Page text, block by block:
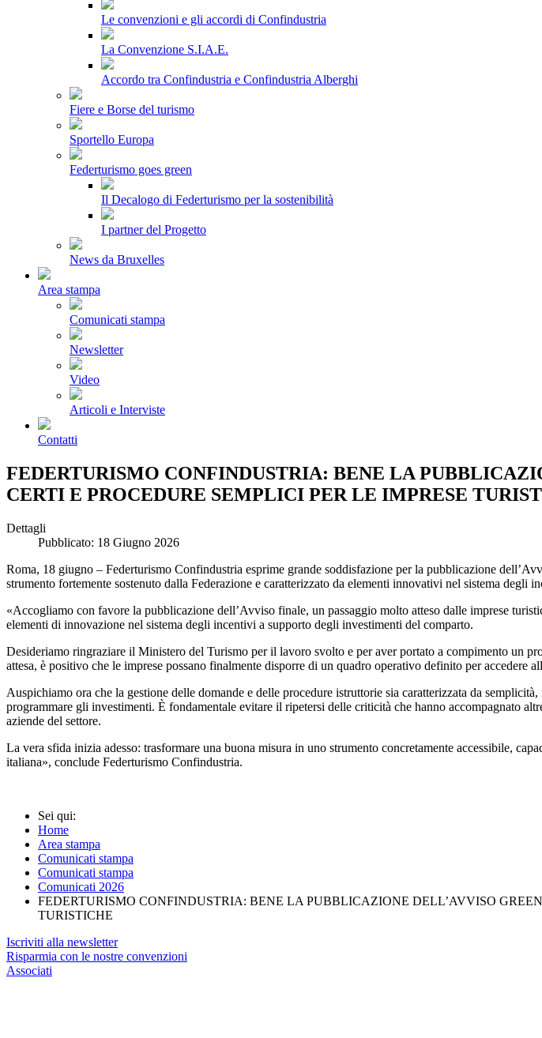
Le convenzioni e gli accordi di Confindustria
La Convenzione S.I.A.E.
Accordo tra Confindustria e Confindustria Alberghi
Fiere e Borse del turismo
Sportello Europa
Federturismo goes green
Il Decalogo di Federturismo per la sostenibilità
I partner del Progetto
News da Bruxelles
Area stampa
Comunicati stampa
Newsletter
Video
Articoli e Interviste
Contatti
FEDERTURISMO CONFINDUSTRIA: BENE LA
CERTI E PROCEDURE SEMPLICI PER LE IMPRESE
Dettagli
Pubblicato: 18 Giugno 2026
Roma, 18 giugno – Federturismo Confindustria esprime grande soddisfazione per la pubblicazione
strumento fortemente sostenuto dalla Federazione e caratterizzato da elementi innovativi nel sistema degli
«Accogliamo con favore la pubblicazione dell’Avviso finale, un passaggio molto atteso dalle imprese
elementi di innovazione nel sistema degli incentivi a supporto degli investimenti del comparto.
Desideriamo ringraziare il Ministero del Turismo per il lavoro svolto e per aver portato a compimento un
attesa, è positivo che le imprese possano finalmente disporre di un quadro operativo definito per accedere
Auspichiamo ora che la gestione delle domande e delle procedure istruttorie sia caratterizzata da
programmare gli investimenti. È fondamentale evitare il ripetersi delle criticità che hanno accompagnato
aziende del settore.
La vera sfida inizia adesso: trasformare una buona misura in uno strumento concretamente accessibile,
italiana», conclude Federturismo Confindustria.
Sei qui:
Home
Area stampa
Comunicati stampa
Comunicati stampa
Comunicati 2026
FEDERTURISMO CONFINDUSTRIA: BENE LA PUBBLICAZIONE DELL’AVVISO
TURISTICHE
Iscriviti alla newsletter
Risparmia con le nostre convenzioni
Associati